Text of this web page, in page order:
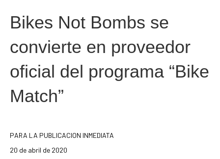
Bikes Not Bombs se
convierte en proveedor
oficial del programa “Bike
Match”
PARA LA PUBLICACION INMEDIATA
20 de abril de 2020